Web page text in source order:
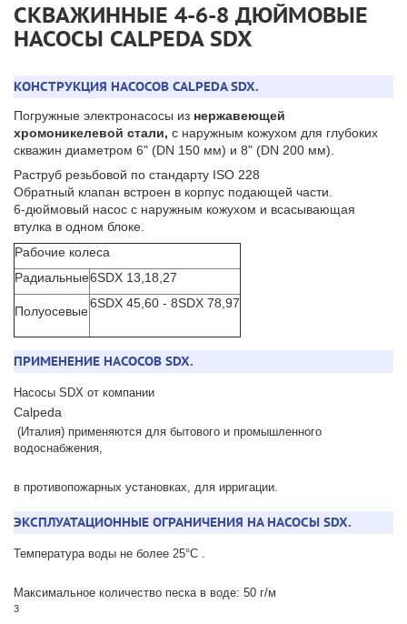
СКВАЖИННЫЕ 4-6-8 ДЮЙМОВЫЕ
НАСОСЫ CALPEDA SDX
КОНСТРУКЦИЯ НАСОСОВ CALPEDA SDX.
Погружные электронасосы из нержавеющей
хромоникелевой стали, с наружным кожухом для глубоких
скважин диаметром 6" (DN 150 мм) и 8" (DN 200 мм).
Раструб резьбовой по стандарту ISO 228
Обратный клапан встроен в корпус подающей части.
6-дюймовый насос с наружным кожухом и всасывающая
втулка в одном блоке.
Рабочие колеса
Радиальные6SDX 13,18,27
Полуосевые
6SDX 45,60 - 8SDX 78,97
ПРИМЕНЕНИЕ НАСОСОВ SDX.
Насосы SDX от компании
Calpeda
(Италия) применяются для бытового и промышленного
водоснабжения,
в противопожарных установках, для ирригации.
ЭКСПЛУАТАЦИОННЫЕ ОГРАНИЧЕНИЯ НА НАСОСЫ SDX.
Температура воды не более 25°C .
Максимальное количество песка в воде: 50 г/м
3